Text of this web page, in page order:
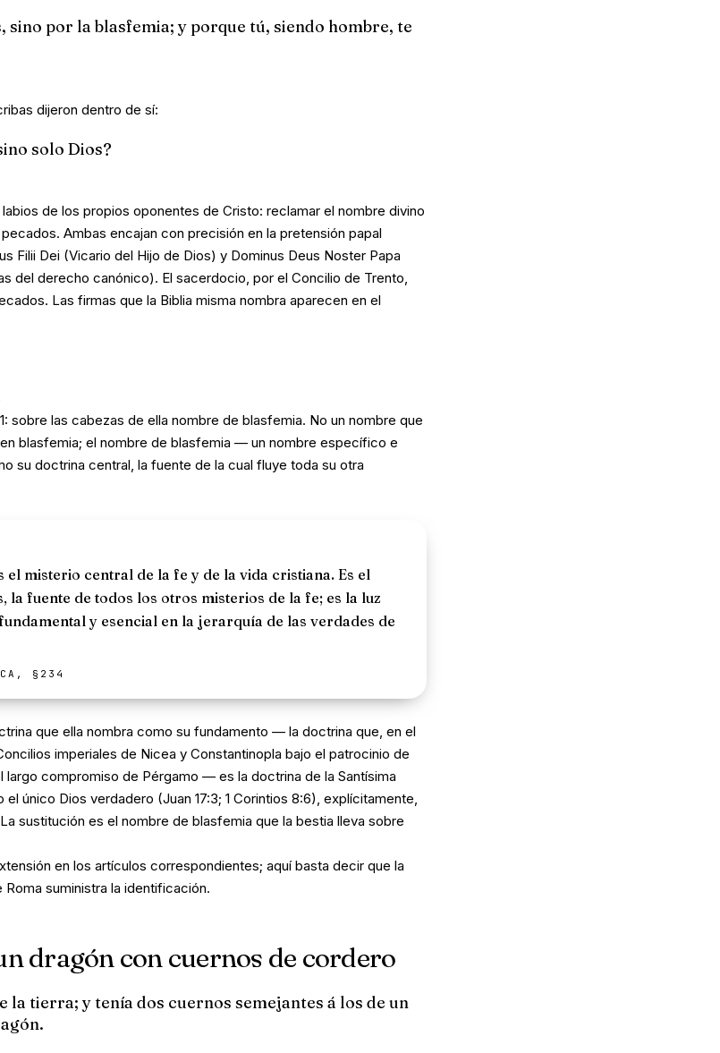
sino por la blasfemia; y porque tú, siendo hombre, te
dijeron dentro de sí:
solo Dios?
de los propios oponentes de Cristo: reclamar el nombre divino
Ambas encajan con precisión en la pretensión papal
Filii Dei (Vicario del Hijo de Dios) y Dominus Deus Noster Papa
del derecho canónico). El sacerdocio, por el Concilio de Trento,
Las firmas que la Biblia misma nombra aparecen en el
sobre las cabezas de ella nombre de blasfemia. No un nombre que
blasfemia; el nombre de blasfemia — un nombre específico e
su doctrina central, la fuente de la cual fluye toda su otra
misterio central de la fe y de la vida cristiana. Es el
la fuente de todos los otros misterios de la fe; es la luz
y esencial en la jerarquía de las verdades de
§234
que ella nombra como su fundamento — la doctrina que, en el
imperiales de Nicea y Constantinopla bajo el patrocinio de
compromiso de Pérgamo — es la doctrina de la Santísima
único Dios verdadero (Juan 17:3; 1 Corintios 8:6), explícitamente,
sustitución es el nombre de blasfemia que la bestia lleva sobre
en los artículos correspondientes; aquí basta decir que la
suministra la identificación.
dragón con cuernos de cordero
la tierra; y tenía dos cuernos semejantes á los de un